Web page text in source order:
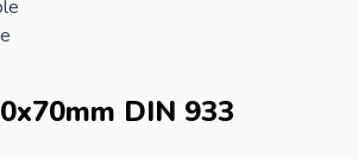
DIN 933